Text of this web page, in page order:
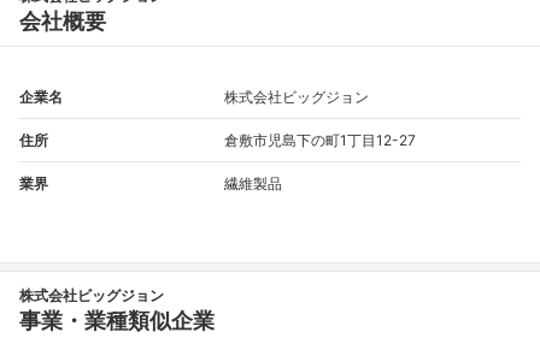
会社概要
企業名 株式会社ビッグジョン
住所 倉敷市児島下の町1丁目12-27
業界 繊維製品
株式会社ビッグジョン
事業・業種類似企業